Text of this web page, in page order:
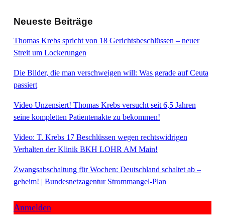
Neueste Beiträge
Thomas Krebs spricht von 18 Gerichtsbeschlüssen – neuer
Streit um Lockerungen
Die Bilder, die man verschweigen will: Was gerade auf Ceuta
passiert
Video Unzensiert! Thomas Krebs versucht seit 6,5 Jahren
seine kompletten Patientenakte zu bekommen!
Video: T. Krebs 17 Beschlüssen wegen rechtswidrigen
Verhalten der Klinik BKH LOHR AM Main!
Zwangsabschaltung für Wochen: Deutschland schaltet ab –
geheim! | Bundesnetzagentur Strommangel-Plan
Anmelden